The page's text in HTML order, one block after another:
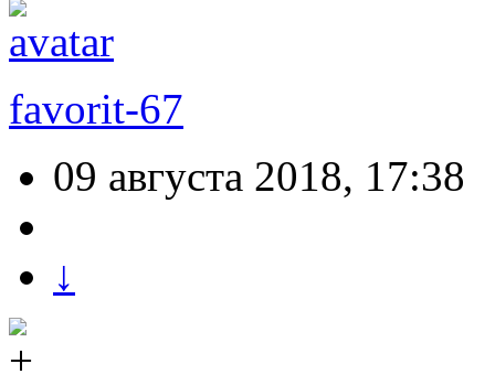
favorit-67
09 августа 2018, 17:38
↓